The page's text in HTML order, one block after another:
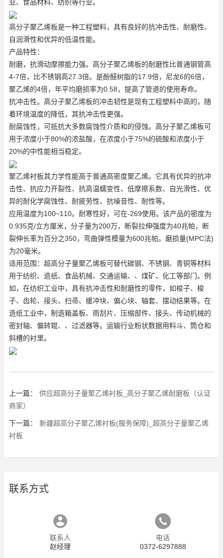
业、食品材料、纺织等行业。
高分子聚乙烯板是一种工程塑料，具有良好的抗冲击性、耐磨性、
自润滑性和优异的低温性能。
产品特性：
耐磨，抗滑动摩擦能力强。高分子聚乙烯板的耐磨性比普通钢管高
4-7倍，比不锈钢高27.3倍。是酚醛树脂的17.9倍，尼龙6的6倍，
聚乙烯的4倍，年平均磨损率为0.58，提高了管道的使用寿命。
抗冲击性。高分子聚乙烯板的冲击韧性是现有工程塑料中高的，随
着环境温度的降低，其抗冲击性更强。
耐腐蚀性，可抵抗大多数腐蚀性介质和的侵蚀。高分子聚乙烯板可
用于浓度小于80%的浓盐酸，在浓度小于75%的硫酸和浓度小于
20%的中性能相当稳定。
聚乙烯衬板其力学性能高于普通高密度聚乙烯。它具有优异的抗冲
击性、抗应力开裂性、抗高温蠕变性、低摩擦系数、自光滑性、优
异的耐化学腐蚀性、耐疲劳性、抗噪音性、耐性等。
应用温度为100~110。耐寒性好，可在-269使用。该产品的密度为
0.935克/立方厘米，分子量为200万，断裂拉伸强度为40兆帕，断
裂伸长率为百分之350，弯曲弹性模量为600兆帕。磨损量(MPC法)
为20毫米。
适用范围： 超高分子量聚乙烯板可替代碳钢、不锈钢、青铜等材料
用于纺织、造纸、食品机械、交通运输、、煤矿、化工等部门。例
如，在纺织工业中，具有抗冲击性和耐磨性的零件，如梭子、梭
子、齿轮、接头、扫帚、缓冲块、偏心块、轴套、摆动结果等。在
造纸工业中，制造箱盖板、雨刮片、压缩部件、接头、传动机械的
密封轴、偏转辊、、过滤器等。运输行业粉状数据用料斗、筒仓和
斜槽的衬里。
上一篇：
供应超高分子量聚乙烯衬板_高分子聚乙烯耐磨板（认证
商家）
下一篇：
新疆超高分子聚乙烯衬板(服务保障)_超高分子量聚乙烯
衬板
联系方式
联系人
赵经理
电话
0372-6297888